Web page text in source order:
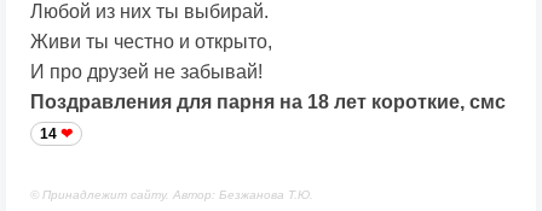
Любой из них ты выбирай.
Живи ты честно и открыто,
И про друзей не забывай!
Поздравления для парня на 18 лет короткие, смс
14
© Принадлежит сайту. Автор: Безжанова Т.Ю.